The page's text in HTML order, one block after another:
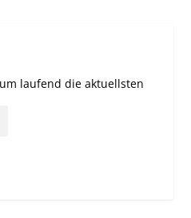
laufend die aktuellsten